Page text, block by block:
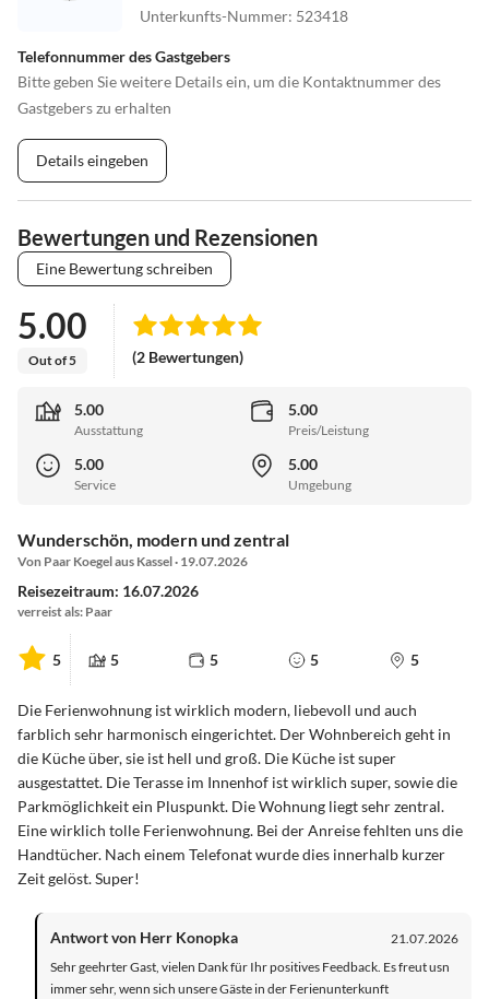
Unterkunfts-Nummer: 523418
Telefonnummer des Gastgebers
Bitte geben Sie weitere Details ein, um die Kontaktnummer des
Gastgebers zu erhalten
Details eingeben
Bewertungen und Rezensionen
Eine Bewertung schreiben
5.00
Out of 5 (2 Bewertungen)
5.00
Ausstattung
5.00
Preis/Leistung
5.00
Service
5.00
Umgebung
Wunderschön, modern und zentral
Von Paar Koegel aus Kassel · 19.07.2026
Reisezeitraum: 16.07.2026
verreist als: Paar
5 5 5 5 5
Die Ferienwohnung ist wirklich modern, liebevoll und auch
farblich sehr harmonisch eingerichtet. Der Wohnbereich geht in
die Küche über, sie ist hell und groß. Die Küche ist super
ausgestattet. Die Terasse im Innenhof ist wirklich super, sowie die
Parkmöglichkeit ein Pluspunkt. Die Wohnung liegt sehr zentral.
Eine wirklich tolle Ferienwohnung. Bei der Anreise fehlten uns die
Handtücher. Nach einem Telefonat wurde dies innerhalb kurzer
Zeit gelöst. Super!
Antwort von Herr Konopka
21.07.2026
Sehr geehrter Gast, vielen Dank für Ihr positives Feedback. Es freut usn
immer sehr, wenn sich unsere Gäste in der Ferienunterkunft